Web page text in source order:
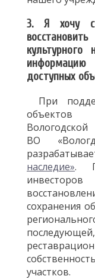
3. Я хочу
доступных
При
объектов
ВО
наследие».
сохранения
участков.